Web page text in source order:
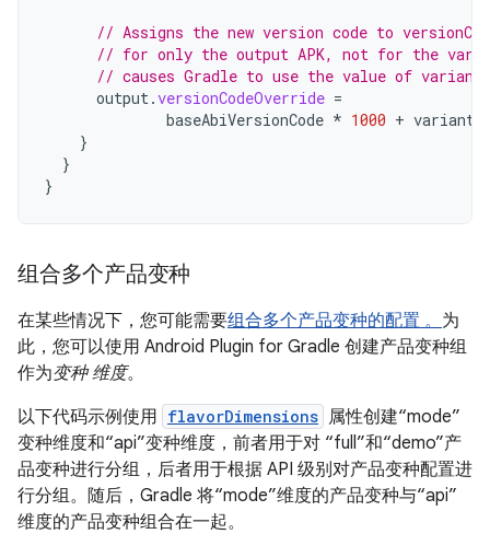
// Assigns the new version code to
// for only the output APK, not for the
// causes Gradle to use the value of
output.versionCodeOverride =
baseAbiVersionCode * 1000 + variant
}
}
}
组合多个产品变种
在某些情况下，您可能需要组合多个产品变种的配置 。 为
此，您可以使用 Android Plugin for Gradle 创建产品变种组
作为变种 维度。
以下代码示例使用 flavorDimensions 属性创建“mode”
变种维度和“api”变种维度，前者用于对 “full”和“demo”产
品变种进行分组，后者用于根据 API 级别对产品变种配置进
行分组。随后，Gradle 将“mode”维度的产品变种与“api”
维度的产品变种组合在一起。